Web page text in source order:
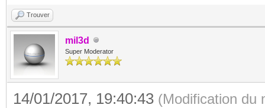
Trouver
mil3d
Super Moderator
14/01/2017, 19:40:43 (Modification du